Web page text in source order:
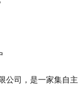
公司，是一家集自主